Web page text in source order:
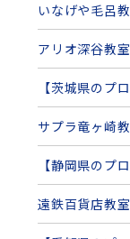
いなげや毛呂
アリオ深谷教
【茨城県のプ
サプラ竜ヶ崎
【静岡県のプ
遠鉄百貨店教